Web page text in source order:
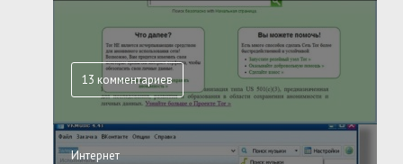
13 комментариев
Интернет